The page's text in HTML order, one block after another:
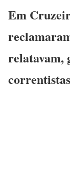
Em
relatavam,